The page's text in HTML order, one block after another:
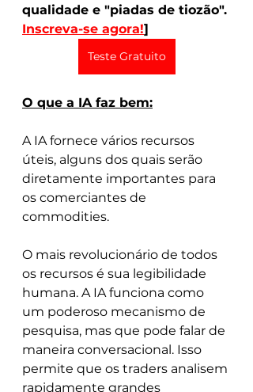
qualidade e "piadas de tiozão".
Inscreva-se agora!]
Teste Gratuito
O que a IA faz bem:
A IA fornece vários recursos
úteis, alguns dos quais serão
diretamente importantes para
os comerciantes de
commodities.
O mais revolucionário de todos
os recursos é sua legibilidade
humana. A IA funciona como
um poderoso mecanismo de
pesquisa, mas que pode falar de
maneira conversacional. Isso
permite que os traders analisem
rapidamente grandes